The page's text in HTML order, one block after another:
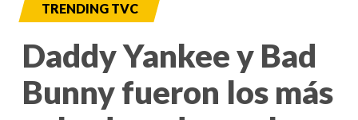
TRENDING TVC
Daddy Yankee y Bad
Bunny fueron los más